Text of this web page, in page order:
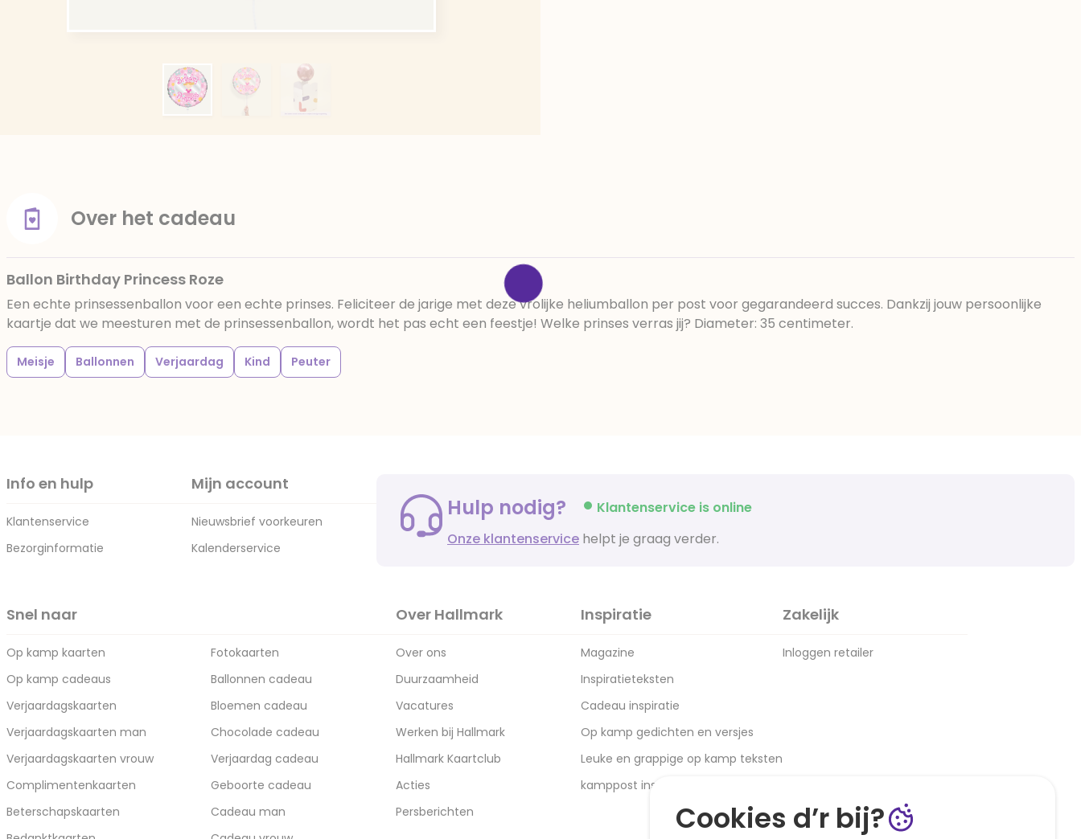
Over het cadeau
Ballon Birthday Princess Roze
Een echte prinsessenballon voor een echte prinses. Feliciteer de jarige met deze vrolijke heliumballon per post voor gegarandeerd succes. Dankzij jouw persoonlijke
kaartje dat we meesturen met de prinsessenballon, wordt het pas echt een feestje! Welke prinses verras jij? Diameter: 35 centimeter.
Meisje Ballonnen Verjaardag Kind Peuter
Info en hulp
Klantenservice
Bezorginformatie
Mijn account
Nieuwsbrief voorkeuren
Kalenderservice
Hulp nodig?
Klantenservice is online
Onze klantenservice helpt je graag verder.
Snel naar
Op kamp kaarten
Op kamp cadeaus
Verjaardagskaarten
Verjaardagskaarten man
Verjaardagskaarten vrouw
Complimentenkaarten
Beterschapskaarten
Fotokaarten
Ballonnen cadeau
Bloemen cadeau
Chocolade cadeau
Verjaardag cadeau
Geboorte cadeau
Cadeau man
Over Hallmark
Over ons
Duurzaamheid
Vacatures
Werken bij Hallmark
Hallmark Kaartclub
Acties
Persberichten
Inspiratie
Magazine
Inspiratieteksten
Cadeau inspiratie
Op kamp gedichten en versjes
Leuke en grappige op kamp teksten
kamppost inspiratie
Zakelijk
Inloggen retailer
Cookies d’r bij?